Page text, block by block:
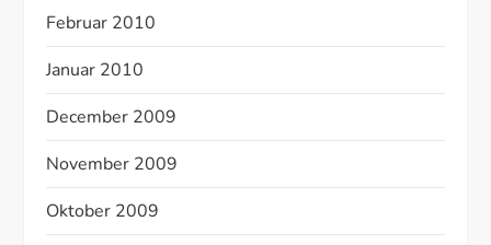
Februar 2010
Januar 2010
December 2009
November 2009
Oktober 2009